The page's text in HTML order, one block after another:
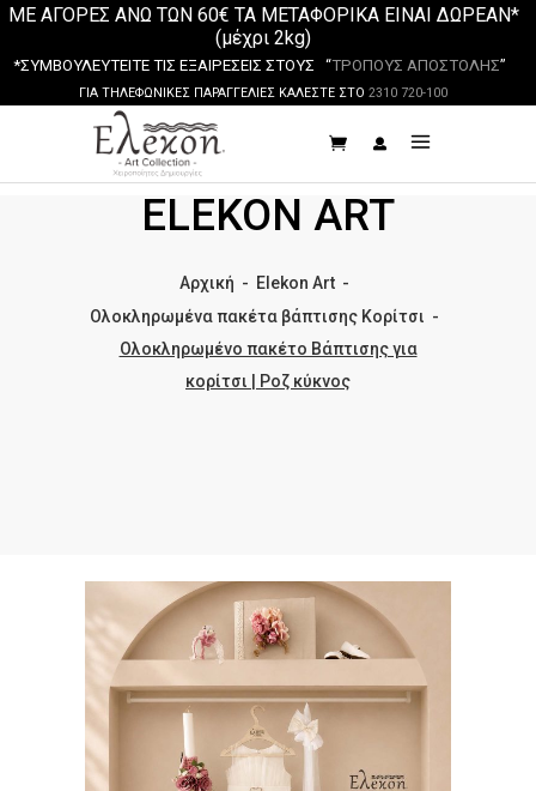
ΜΕ ΑΓΟΡΕΣ ΑΝΩ ΤΩΝ 60€ ΤΑ ΜΕΤΑΦΟΡΙΚΑ ΕΙΝΑΙ ΔΩΡΕΑΝ*
(μέχρι 2kg)
*ΣΥΜΒΟΥΛΕΥΤΕΙΤΕ ΤΙΣ ΕΞΑΙΡΕΣΕΙΣ ΣΤΟΥΣ “ΤΡΟΠΟΥΣ ΑΠΟΣΤΟΛΗΣ”
ΓΙΑ ΤΗΛΕΦΩΝΙΚΕΣ ΠΑΡΑΓΓΕΛΙΕΣ ΚΑΛΕΣΤΕ ΣΤΟ 2310 720-100
ELEKON ART
Αρχική - Elekon Art -
Ολοκληρωμένα πακέτα βάπτισης Κορίτσι -
Ολοκληρωμένο πακέτο Βάπτισης για
κορίτσι | Ροζ κύκνος